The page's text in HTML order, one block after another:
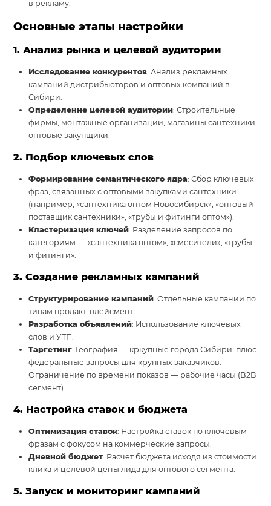
в рекламу.
Основные этапы настройки
1. Анализ рынка и целевой аудитории
Исследование конкурентов: Анализ рекламных
кампаний дистрибьюторов и оптовых компаний в
Сибири.
Определение целевой аудитории: Строительные
фирмы, монтажные организации, магазины сантехники,
оптовые закупщики.
2. Подбор ключевых слов
Формирование семантического ядра: Сбор ключевых
фраз, связанных с оптовыми закупками сантехники
(например, «сантехника оптом Новосибирск», «оптовый
поставщик сантехники», «трубы и фитинги оптом»).
Кластеризация ключей: Разделение запросов по
категориям — «сантехника оптом», «смесители», «трубы
и фитинги».
3. Создание рекламных кампаний
Структурирование кампаний: Отдельные кампании по
типам продакт-плейсмент.
Разработка объявлений: Использование ключевых
слов и УТП.
Таргетинг: География — кркупные города Сибири, плюс
федеральные запросы для крупных заказчиков.
Ограничение по времени показов — рабочие часы (B2B
сегмент).
4. Настройка ставок и бюджета
Оптимизация ставок: Настройка ставок по ключевым
фразам с фокусом на коммерческие запросы.
Дневной бюджет: Расчет бюджета исходя из стоимости
клика и целевой цены лида для оптового сегмента.
5. Запуск и мониторинг кампаний